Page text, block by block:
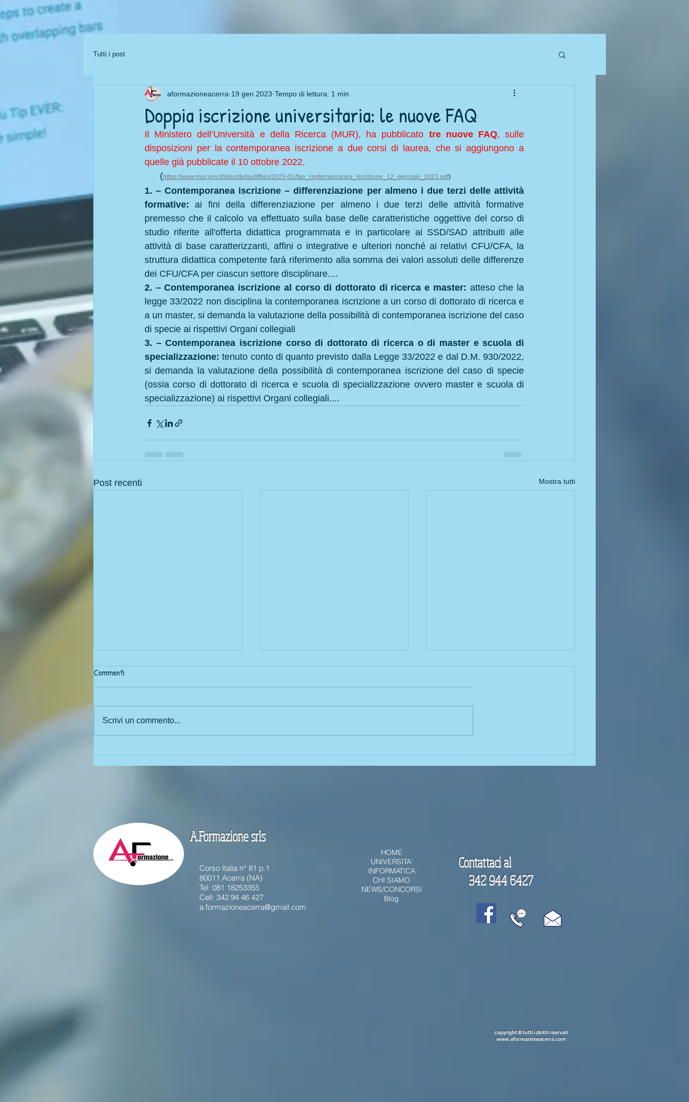
Tutti i post
Doppia iscrizione universitaria: le nuove FAQ
aformazioneacerra 19 gen 2023 Tempo di lettura: 1 min
Il Ministero dell’Università e della Ricerca (MUR), ha pubblicato tre nuove FAQ, sulle
disposizioni per la contemporanea iscrizione a due corsi di laurea, che si aggiungono a
quelle già pubblicate il 10 ottobre 2022.
      (
https://www.mur.gov.it/sites/default/files/2023-01/faq_contemporanea_iscrizione_12_gennaio_2023.pdf)
1. – Contemporanea iscrizione – differenziazione per almeno i due terzi delle attività
formative: ai fini della differenziazione per almeno i due terzi delle attività formative
premesso che il calcolo va effettuato sulla base delle caratteristiche oggettive del corso di
studio riferite all'offerta didattica programmata e in particolare ai SSD/SAD attribuiti alle
attività di base caratterizzanti, affini o integrative e ulteriori nonché ai relativi CFU/CFA, la
struttura didattica competente farà riferimento alla somma dei valori assoluti delle differenze
dei CFU/CFA per ciascun settore disciplinare....
2. – Contemporanea iscrizione al corso di dottorato di ricerca e master: atteso che la
legge 33/2022 non disciplina la contemporanea iscrizione a un corso di dottorato di ricerca e
a un master, si demanda la valutazione della possibilità di contemporanea iscrizione del caso
di specie ai rispettivi Organi collegiali
3. – Contemporanea iscrizione corso di dottorato di ricerca o di master e scuola di
specializzazione: tenuto conto di quanto previsto dalla Legge 33/2022 e dal D.M. 930/2022,
si demanda la valutazione della possibilità di contemporanea iscrizione del caso di specie
(ossia corso di dottorato di ricerca e scuola di specializzazione ovvero master e scuola di
specializzazione) ai rispettivi Organi collegiali....
Post recenti Mostra tutti
ISCRIZIONE CONTEMPORANEA A
TFA Sostegno e incompatibilità con
altri corsi universitari
Commenti
Scrivi un commento...
A.Formazione srls
Corso Italia n° 81 p.1
80011 Acerra (NA)
Tel: 081 18253355
Cell: 342 94 46 427
a.formazioneacerra@gmail.com
HOME
UNIVERSITA'
INFORMATICA
CHI SIAMO
NEWS/CONCORSI
Blog
Contattaci al
342 944 6427
copyright © tutti i diritti riservati
www.aformazioneacerra.com